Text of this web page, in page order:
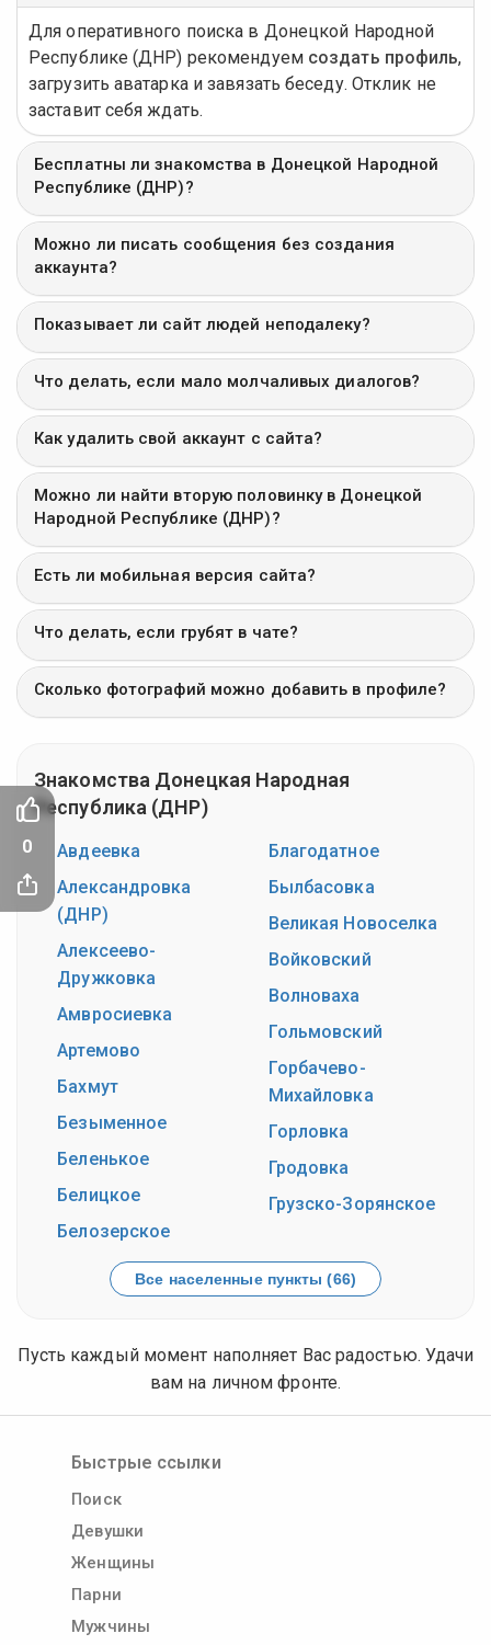
Для оперативного поиска в Донецкой Народной
Республике (ДНР) рекомендуем создать профиль,
загрузить аватарка и завязать беседу. Отклик не
заставит себя ждать.
Бесплатны ли знакомства в Донецкой Народной
Республике (ДНР)?
Можно ли писать сообщения без создания
аккаунта?
Показывает ли сайт людей неподалеку?
Что делать, если мало молчаливых диалогов?
Как удалить свой аккаунт с сайта?
Можно ли найти вторую половинку в Донецкой
Народной Республике (ДНР)?
Есть ли мобильная версия сайта?
Что делать, если грубят в чате?
Сколько фотографий можно добавить в профиле?
Знакомства Донецкая Народная
Республика (ДНР)
Авдеевка
Александровка
(ДНР)
Алексеево-
Дружковка
Амвросиевка
Артемово
Бахмут
Безыменное
Беленькое
Белицкое
Белозерское
Благодатное
Былбасовка
Великая Новоселка
Войковский
Волноваха
Гольмовский
Горбачево-
Михайловка
Горловка
Гродовка
Грузско-Зорянское
Все населенные пункты (66)
Пусть каждый момент наполняет Вас радостью. Удачи
вам на личном фронте.
Быстрые ссылки
Поиск
Девушки
Женщины
Парни
Мужчины
0